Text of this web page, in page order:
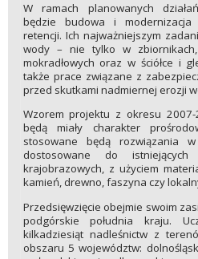
W ramach planowanych
będzie budowa i modernizacja
retencji. Ich najważniejszym
wody – nie tylko w
mokradłowych oraz w ściółce i
także prace związane z
przed skutkami nadmiernej erozji
Wzorem projektu z okresu
będą miały charakter
stosowane będą rozwiązania
dostosowane do istniejących
krajobrazowych, z użyciem
kamień, drewno, faszyna czy
Przedsięwzięcie obejmie swoim
podgórskie południa kraju.
kilkadziesiąt nadleśnictw z
obszaru 5 województw: